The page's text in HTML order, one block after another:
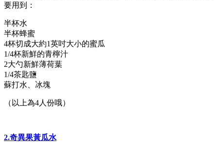
要用到：
半杯水
半杯蜂蜜
4杯切成大約1英吋大小的蜜瓜
1/4杯新鮮的青檸汁
2大勺新鮮薄荷葉
1/4茶匙鹽
蘇打水、冰塊
（以上為4人份哦）
2.奇異果黃瓜水